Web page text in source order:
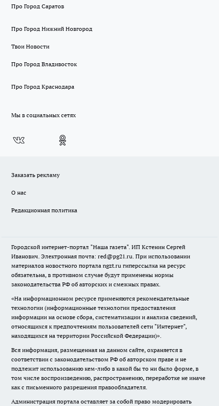
Про Город Саратов
Про Город Нижний Новгород
Твои Новости
Про Город Владивосток
Про Город Краснодара
Мы в социальных сетях
Заказать рекламу
О нас
Редакционная политика
Городской интернет-портал "Наша газета". ИП Кстенин Сергей
Иванович. Электронная почта: red@pg21.ru. При использовании
материалов новостного портала ngzt.ru гиперссылка на ресурс
обязательна, в противном случае будут применены нормы
законодательства РФ об авторских и смежных правах.
«На информационном ресурсе применяются рекомендательные
технологии (информационные технологии предоставления
информации на основе сбора, систематизации и анализа сведений,
относящихся к предпочтениям пользователей сети "Интернет",
находящихся на территории Российской Федерации)».
Вся информация, размещенная на данном сайте, охраняется в
соответствии с законодательством РФ об авторском праве и не
подлежит использованию кем-либо в какой бы то ни было форме, в
том числе воспроизведению, распространению, переработке не иначе
как с письменного разрешения правообладателя.
Администрация портала оставляет за собой право модерировать